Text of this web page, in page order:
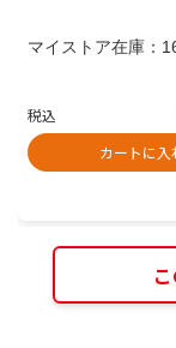
マイストア在庫：
税込
カートに入